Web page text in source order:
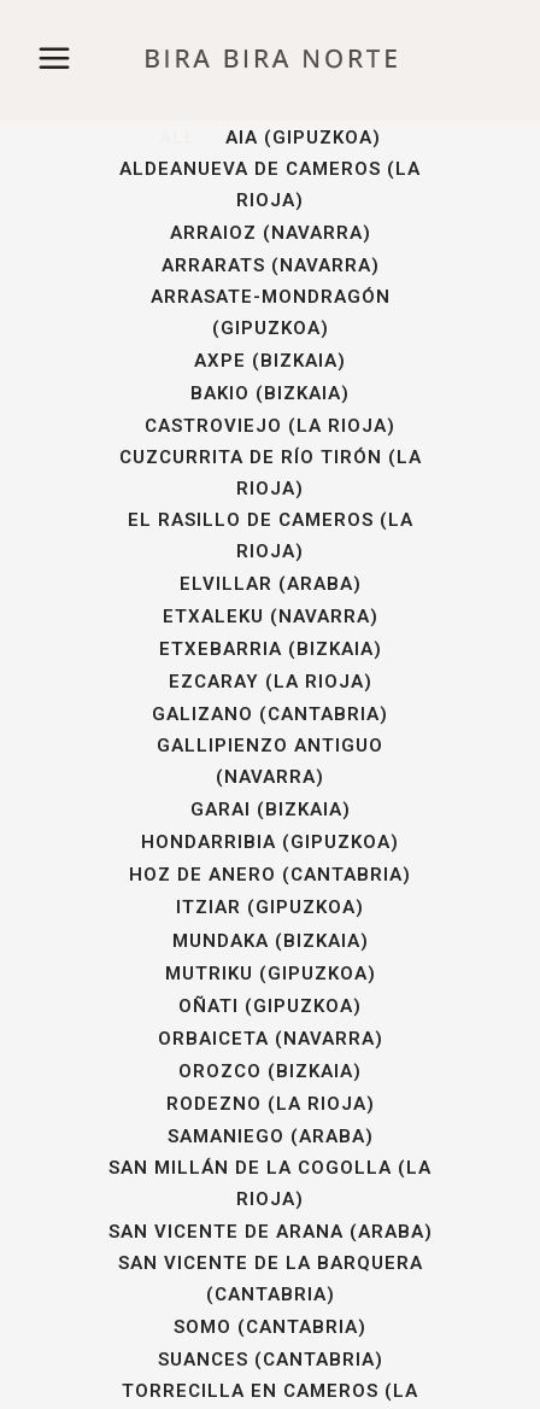
AIA (GIPUZKOA)
ALDEANUEVA DE CAMEROS (LA
RIOJA)
ARRAIOZ (NAVARRA)
ARRARATS (NAVARRA)
ARRASATE-MONDRAGÓN
(GIPUZKOA)
AXPE (BIZKAIA)
BAKIO (BIZKAIA)
CASTROVIEJO (LA RIOJA)
CUZCURRITA DE RÍO TIRÓN (LA
RIOJA)
EL RASILLO DE CAMEROS (LA
RIOJA)
ELVILLAR (ARABA)
ETXALEKU (NAVARRA)
ETXEBARRIA (BIZKAIA)
EZCARAY (LA RIOJA)
GALIZANO (CANTABRIA)
GALLIPIENZO ANTIGUO
(NAVARRA)
GARAI (BIZKAIA)
HONDARRIBIA (GIPUZKOA)
HOZ DE ANERO (CANTABRIA)
ITZIAR (GIPUZKOA)
MUNDAKA (BIZKAIA)
MUTRIKU (GIPUZKOA)
OÑATI (GIPUZKOA)
ORBAICETA (NAVARRA)
OROZCO (BIZKAIA)
RODEZNO (LA RIOJA)
SAMANIEGO (ARABA)
SAN MILLÁN DE LA COGOLLA (LA
RIOJA)
SAN VICENTE DE ARANA (ARABA)
SAN VICENTE DE LA BARQUERA
(CANTABRIA)
SOMO (CANTABRIA)
SUANCES (CANTABRIA)
TORRECILLA EN CAMEROS (LA